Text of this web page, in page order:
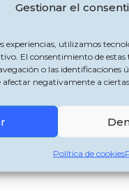
Gestionar el
experiencias, utilizamos
El consentimiento de
o las identificaciones
negativamente a
Política de cookies
de Navidad en San
los pequeños
Nevada para cerrar